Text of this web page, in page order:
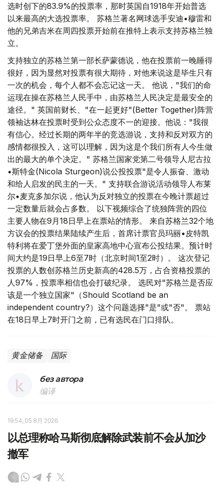
选时创下的83.9%的投票率，那时英国自1918年开始普选
以来最高的大选投票率。 苏格兰著名网球选手安迪•穆雷和
他的兄弟吉米在周四投票开始前在推特上表示支持苏格兰独
立。
支持独立的苏格兰第一部长萨蒙德说，他在投票前一晚睡得
很好，因为显然对投票有很大期待，对他来说这是毕生只有
一次的机会，每个人都不会忘记这一天。 他说，"我们的命
运现在操在苏格兰人民手中，由苏格兰人民决定是最安全的
途径。" 英国前财长、"在一起更好"(Better Together)阵营
领袖达林在投票时受到公众态度不一的迎接。他说："我很
有信心。经过长期的两年半的竞选游说，支持和反对双方的
感情都很投入，这可以理解，因为这是个我们所有人今生做
出的最大的单个决定。" 苏格兰国家党第二号领导人尼古拉
•斯特金(Nicola Sturgeon)说公投投票"是令人振奋、激动
和给人启发的民主的一天。" 支持联合游说活动领导人布莱
尔•麦克多加尔说，他认为反对独立的投票在今晚计票超过
一定数量后就会占多数。 以下视频综合了统独阵营的四位
主要人物在9月18日早上在票站的情形。 来自苏格兰32个地
方议会的投票结果陆续产生后，首席计票官员玛丽•皮特凯
特利将在爱丁堡外面的皇家高地中心宣布公投结果。预计时
间大约是19日早上6至7时（北京时间1至2时）。 这次登记
投票的人数创苏格兰历史新高的428.5万，占合资格投票的
人97%，投票率相信也会打破纪录。 选民对"苏格兰是否应
该是一个独立国家"（Should Scotland be an
independent country?）这个问题选择"是"或"否"。 票站
在18日早上7时开门之前，已有选民在门口排队。
黄金储备 国际
без автора
编译
19:54, 05 8月 2026
以总理称哈马斯彻底解除武装前不会从加沙
撤军